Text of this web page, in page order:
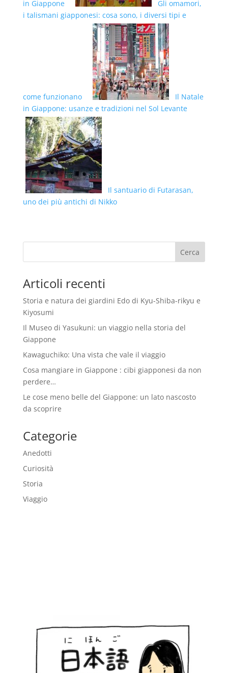
in Giappone
Gli omamori,
i talismani giapponesi: cosa sono, i diversi tipi e
come funzionano
Il Natale
in Giappone: usanze e tradizioni nel Sol Levante
Il santuario di Futarasan,
uno dei più antichi di Nikko
Articoli recenti
Storia e natura dei giardini Edo di Kyu-Shiba-rikyu e
Kiyosumi
Il Museo di Yasukuni: un viaggio nella storia del
Giappone
Kawaguchiko: Una vista che vale il viaggio
Cosa mangiare in Giappone : cibi giapponesi da non
perdere…
Le cose meno belle del Giappone: un lato nascosto
da scoprire
Categorie
Anedotti
Curiosità
Storia
Viaggio